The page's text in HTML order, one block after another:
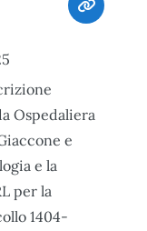
Ospedaliera
e
e la
per la
1404-